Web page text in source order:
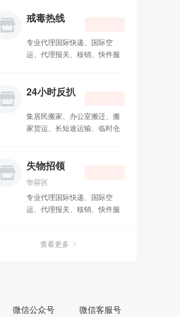
备迁移、空调移机、服务器搬
戒毒热线
专业代理国际快递、国际空
运、代理报关、核销、快件服
特快专递、 UPS 联合包裹、
便
24小时反扒
集居民搬家、办公室搬迁、搬
家货运、长短途运输、临时仓
备迁移、空调移机、服务器搬
失物招领
华容区
专业代理国际快递、国际空
运、代理报关、核销、快件服
特快专递、 UPS 联合包裹、
查看更多
微信公众号 微信客服号